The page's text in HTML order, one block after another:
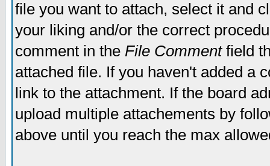
file you want to attach, select it and
your liking and/or the correct
comment in the File Commentfield
attached file. If you haven't added a
link to the attachment. If the board
upload multiple attachements by
above until you reach the max